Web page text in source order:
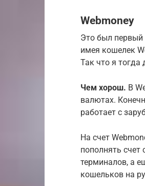
Webmoney
Это был первый
имея кошелек
Так что я тогда
Чем хорош. В
валютах.
работает с
На счет
пополнять
терминалов, а
кошельков на